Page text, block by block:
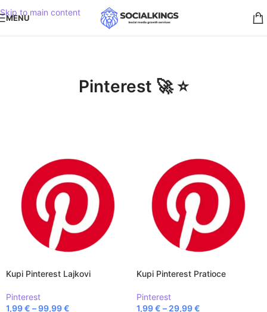
Skip to main content
MENU
Pinterest 🚀 ⭐️
Kupi Pinterest Lajkovi
Pinterest
1,99€ –99,99€
Kupi Pinterest Pratioce
Pinterest
1,99€ – 29,99€